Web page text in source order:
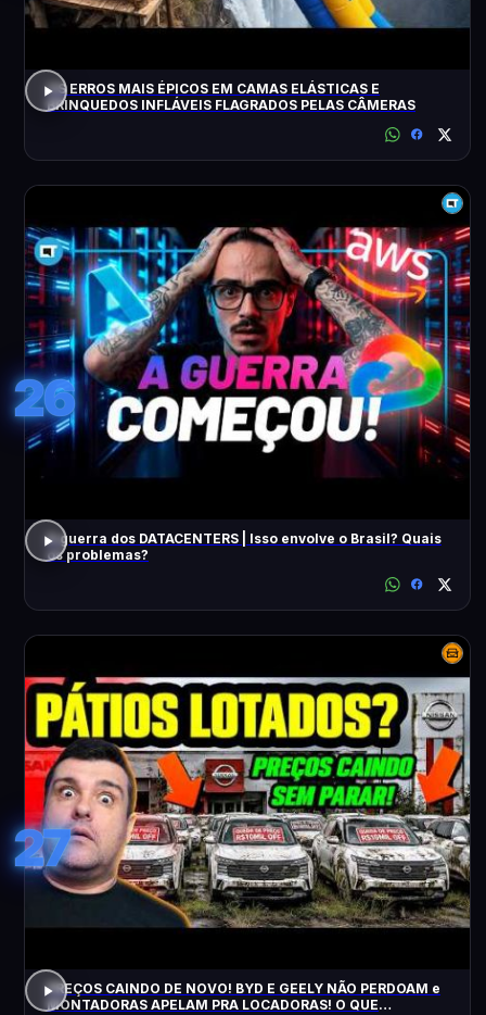
OS ERROS MAIS ÉPICOS EM CAMAS ELÁSTICAS E
BRINQUEDOS INFLÁVEIS FLAGRADOS PELAS CÂMERAS
26
A guerra dos DATACENTERS | Isso envolve o Brasil? Quais
os problemas?
27
PREÇOS CAINDO DE NOVO! BYD E GEELY NÃO PERDOAM e
MONTADORAS APELAM PRA LOCADORAS! O QUE